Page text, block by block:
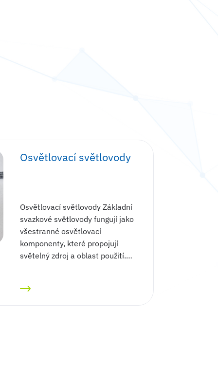
Osvětlovací světlovody
Osvětlovací světlovody Základní
svazkové světlovody fungují jako
všestranné osvětlovací
komponenty, které propojují
světelný zdroj a oblast použití.…